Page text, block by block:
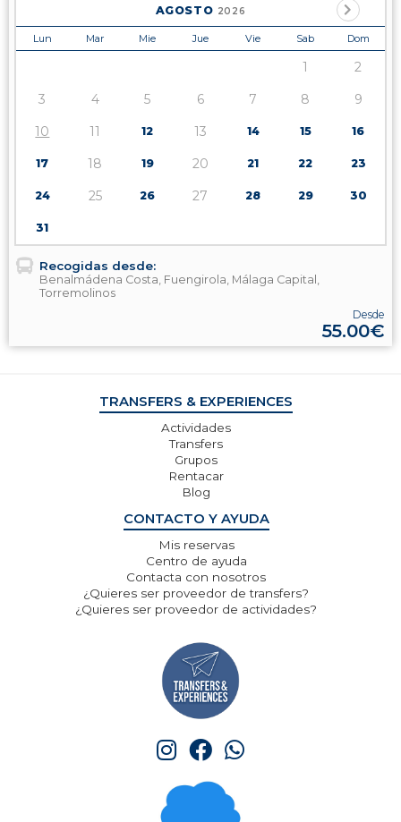
AGOSTO 2026
Lun Mar Mie Jue Vie Sab Dom
1
2
3
4 5 6 7 8
9
10
11 12 13 14 15 16
17 18 19 20 21 22 23
24 25 26 27 28 29 30
31
Recogidas desde:
Benalmádena Costa, Fuengirola, Málaga Capital,
Torremolinos
Desde
55.00€
TRANSFERS & EXPERIENCES
Actividades
Transfers
Grupos
Rentacar
Blog
CONTACTO Y AYUDA
Mis reservas
Centro de ayuda
Contacta con nosotros
¿Quieres ser proveedor de transfers?
¿Quieres ser proveedor de actividades?